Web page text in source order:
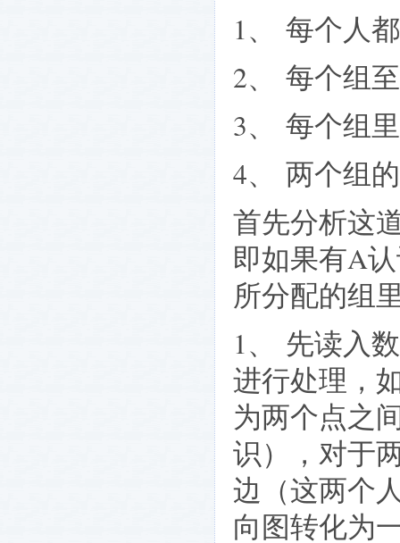
1、 每个人
2、 每个组
3、 每个组
4、 两个组
首先分析这
即如果有A
所分配的组
1、 先读入
进行处理，
为两个点之
识），对于
边（这两个
向图转化为